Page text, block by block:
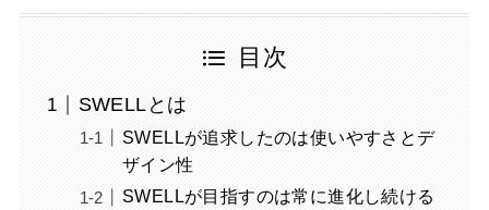
目次
SWELLとは
SWELLが追求したのは使いやすさとデ
ザイン性
SWELLが目指すのは常に進化し続ける